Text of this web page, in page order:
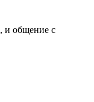
и общение с